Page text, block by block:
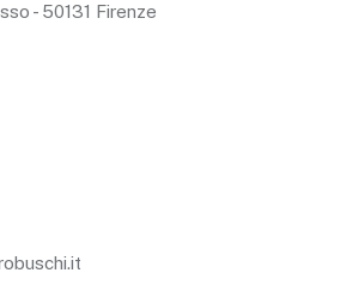
- 50131 Firenze